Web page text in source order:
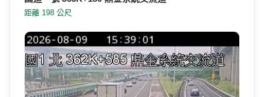
距離 198 公尺